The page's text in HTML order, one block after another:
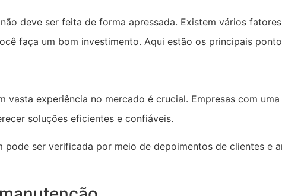
não deve ser feita de forma apressada. Existem vários
faça um bom investimento. Aqui estão os principais
vasta experiência no mercado é crucial. Empresas com
soluções eficientes e confiáveis.
ser verificada por meio de depoimentos de clientes e